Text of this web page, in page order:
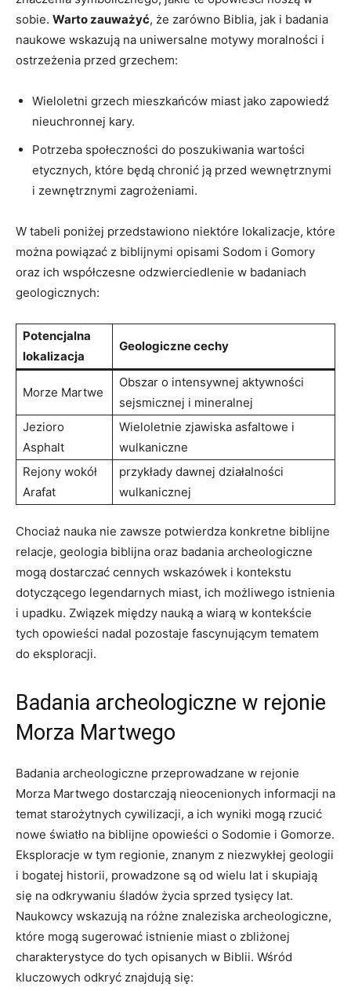
sobie. Warto zauważyć, że zarówno Biblia, jak i badania
naukowe wskazują na uniwersalne motywy moralności i
ostrzeżenia przed grzechem:
Wieloletni grzech mieszkańców miast jako zapowiedź
nieuchronnej kary.
Potrzeba społeczności do poszukiwania wartości
etycznych, które będą chronić ją przed wewnętrznymi
i zewnętrznymi zagrożeniami.
W tabeli poniżej przedstawiono niektóre lokalizacje, które
można powiązać z biblijnymi opisami Sodom i Gomory
oraz ich współczesne odzwierciedlenie w badaniach
geologicznych:
Potencjalna
lokalizacja
Geologiczne cechy
Morze Martwe
Obszar o intensywnej aktywności
sejsmicznej i mineralnej
Jezioro
Asphalt
Wieloletnie zjawiska asfaltowe i
wulkaniczne
Rejony wokół
Arafat
przykłady dawnej działalności
wulkanicznej
Chociaż nauka nie zawsze potwierdza konkretne biblijne
relacje, geologia biblijna oraz badania archeologiczne
mogą dostarczać cennych wskazówek i kontekstu
dotyczącego legendarnych miast, ich możliwego istnienia
i upadku. Związek między nauką a wiarą w kontekście
tych opowieści nadal pozostaje fascynującym tematem
do eksploracji.
Badania archeologiczne w rejonie
Morza Martwego
Badania archeologiczne przeprowadzane w rejonie
Morza Martwego dostarczają nieocenionych informacji na
temat starożytnych cywilizacji, a ich wyniki mogą rzucić
nowe światło na biblijne opowieści o Sodomie i Gomorze.
Eksploracje w tym regionie, znanym z niezwykłej geologii
i bogatej historii, prowadzone są od wielu lat i skupiają
się na odkrywaniu śladów życia sprzed tysięcy lat.
Naukowcy wskazują na różne znaleziska archeologiczne,
które mogą sugerować istnienie miast o zbliżonej
charakterystyce do tych opisanych w Biblii. Wśród
kluczowych odkryć znajdują się: